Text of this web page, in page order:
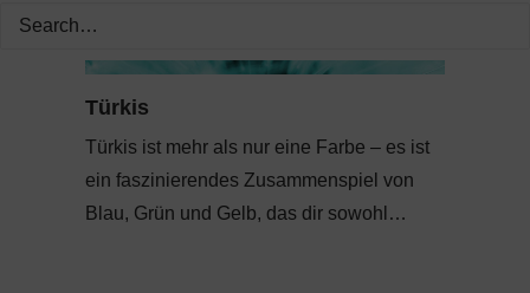
Türkis
Türkis ist mehr als nur eine Farbe – es ist
ein faszinierendes Zusammenspiel von
Blau, Grün und Gelb, das dir sowohl…